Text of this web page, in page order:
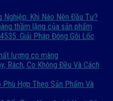
Nghiệp: Khi Nào Nên Đầu Tư?
thầm lặng của sản phẩm
Giải Pháp Đóng Gói Lốc
lượng co màng
Rách, Co Không Đều Và Cách
Hợp Theo Sản Phẩm Và